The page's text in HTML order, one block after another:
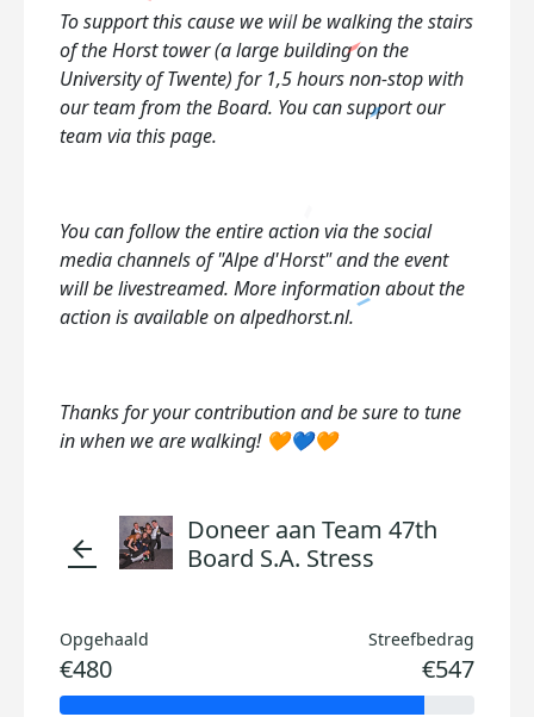
To support this cause we will be walking the stairs
of the Horst tower (a large building on the
University of Twente) for 1,5 hours non-stop with
our team from the Board. You can support our
team via this page.
You can follow the entire action via the social
media channels of "Alpe d'Horst" and the event
will be livestreamed. More information about the
action is available on alpedhorst.nl.
Thanks for your contribution and be sure to tune
in when we are walking! 🧡💙🧡
arrow_back
Doneer aan Team 47th
Board S.A. Stress
Opgehaald
€480
Streefbedrag
€547